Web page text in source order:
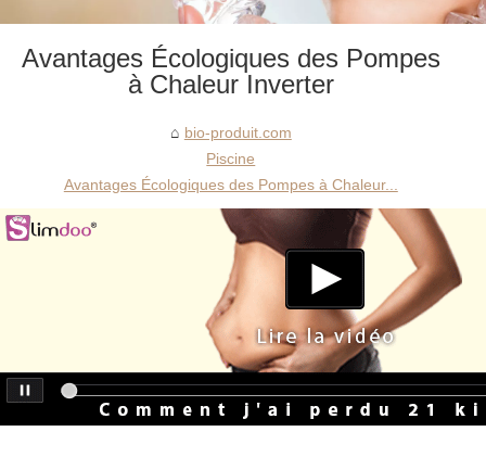
Avantages Écologiques des Pompes
à Chaleur Inverter
bio-produit.com
Piscine
Avantages Écologiques des Pompes à Chaleur...